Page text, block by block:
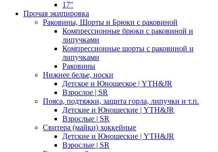
17"
Прочая экипировка
Раковины, Шорты и Брюки с раковиной
Компрессионные брюки с раковиной и
липучками
Компрессионные шорты с раковиной и
липучками
Раковины
Нижнее белье, носки
Детское и Юношеское | YTH&JR
Взрослое | SR
Пояса, подтяжки, защита горла, липучки и т.п.
Детские и Юношеские | YTH&JR
Взрослые | SR
Свитера (майки) хоккейные
Детские и Юношеские | YTH&JR
Взрослые | SR